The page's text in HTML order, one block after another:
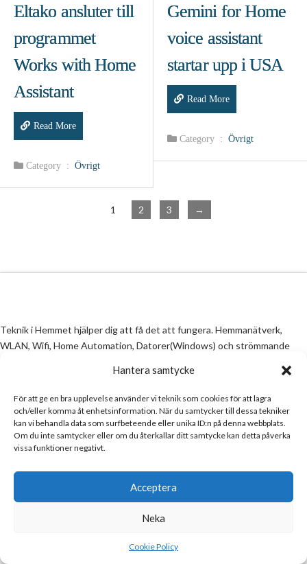
Hantera samtycke
För att ge en bra upplevelse använder vi teknik som cookies för att lagra
och/eller komma åt enhetsinformation. När du samtycker till dessa tekniker
kan vi behandla data som surfbeteende eller unika ID:n på denna webbplats.
Om du inte samtycker eller om du återkallar ditt samtycke kan detta påverka
vissa funktioner negativt.
Acceptera
Neka
Cookie Policy
Eltako ansluter till
programmet
Works with Home
Assistant
Read More
Category : Övrigt
Gemini for Home
voice assistant
startar upp i USA
Read More
Category : Övrigt
1 2 3 →
Teknik i Hemmet hjälper dig att få det att fungera. Hemmanätverk,
WLAN, Wifi, Home Automation, Datorer(Windows) och strömmande
Email: info@teknikihemmet.se
All information på denna sida skall ses som en guide, inte en manual. Om